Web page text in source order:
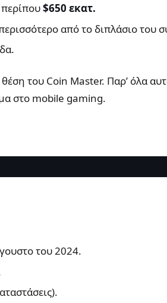
$650 εκατ.
από το διπλάσιο του
του Coin Master. Παρ’ όλα
στο mobile gaming.
του 2024.